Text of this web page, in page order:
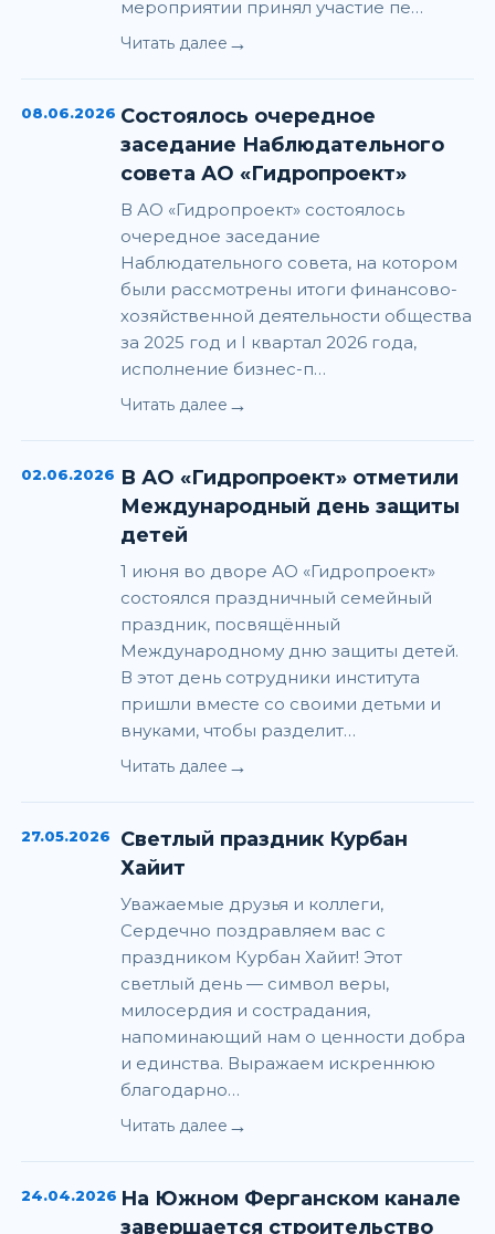
мероприятии принял участие пе…
Читать далее →
08.06.2026 Состоялось очередное
заседание Наблюдательного
совета АО «Гидропроект»
В АО «Гидропроект» состоялось
очередное заседание
Наблюдательного совета, на котором
были рассмотрены итоги финансово-
хозяйственной деятельности общества
за 2025 год и I квартал 2026 года,
исполнение бизнес-п…
Читать далее →
02.06.2026 В АО «Гидропроект» отметили
Международный день защиты
детей
1 июня во дворе АО «Гидропроект»
состоялся праздничный семейный
праздник, посвящённый
Международному дню защиты детей.
В этот день сотрудники института
пришли вместе со своими детьми и
внуками, чтобы разделит…
Читать далее →
27.05.2026
Светлый праздник Курбан
Хайит
Уважаемые друзья и коллеги,
Сердечно поздравляем вас с
праздником Курбан Хайит! Этот
светлый день — символ веры,
милосердия и сострадания,
напоминающий нам о ценности добра
и единства. Выражаем искреннюю
благодарно…
Читать далее →
24.04.2026 На Южном Ферганском канале
завершается строительство